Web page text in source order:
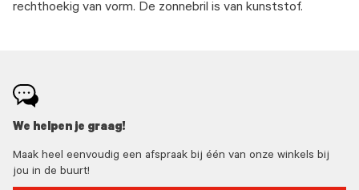
rechthoekig van vorm. De zonnebril is van kunststof.
We helpen je graag!
Maak heel eenvoudig een afspraak bij één van onze winkels bij
jou in de buurt!